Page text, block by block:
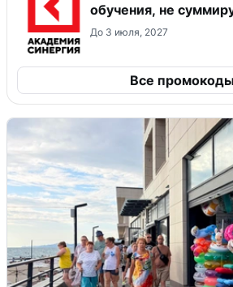
обучения, не
До 3 июля, 2027
Все